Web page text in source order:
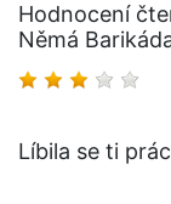
Hodnocení
Němá
Líbila se ti